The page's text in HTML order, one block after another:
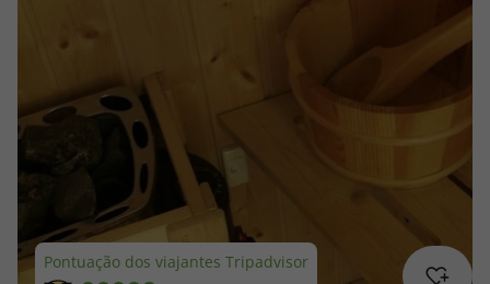
Especialistas
Cheque Viagem
Rede de Lojas
Pontuação dos viajantes Tripadvisor